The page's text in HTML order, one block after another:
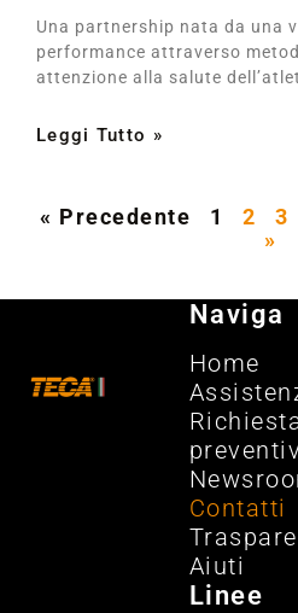
Una partnership nata da una
performance attraverso
attenzione alla salute
Leggi Tutto »
« Precedente 1 2 3
»
Naviga
Home
Contatti
Aiuti
Linee